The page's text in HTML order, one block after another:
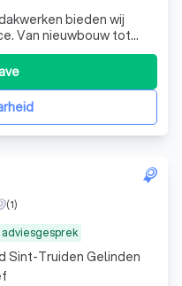
bieden wij
Van nieuwbouw tot
voor duurzame
(1)
Sint-Truiden Gelinden